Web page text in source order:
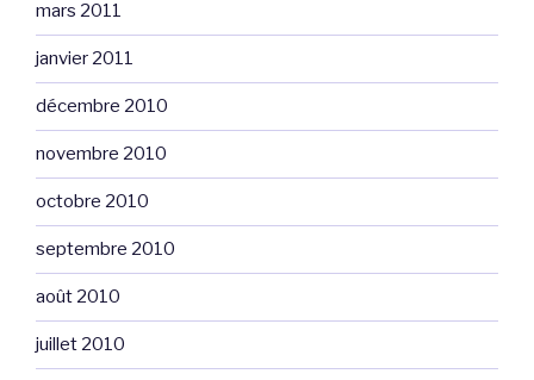
mars 2011
janvier 2011
décembre 2010
novembre 2010
octobre 2010
septembre 2010
août 2010
juillet 2010